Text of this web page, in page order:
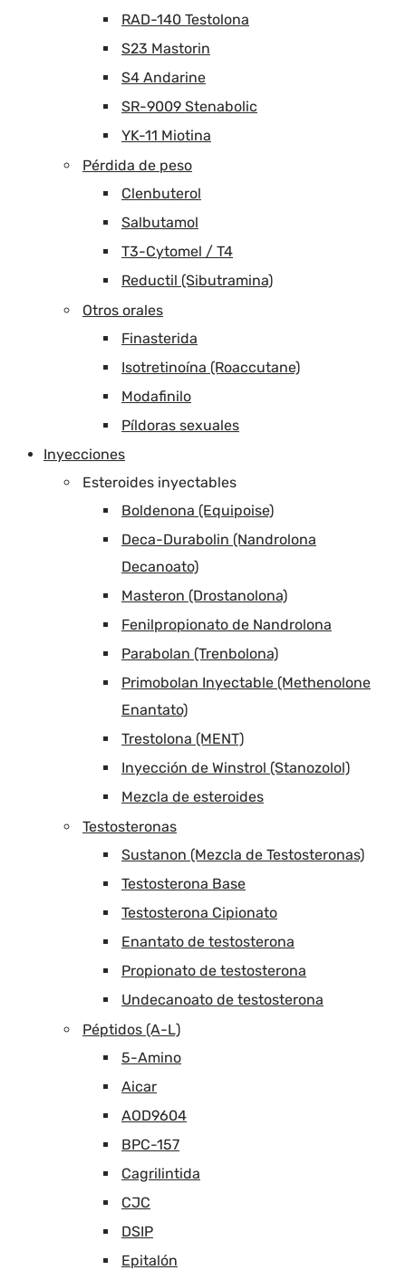
RAD-140 Testolona
S23 Mastorin
S4 Andarine
SR-9009 Stenabolic
YK-11 Miotina
Pérdida de peso
Clenbuterol
Salbutamol
T3-Cytomel / T4
Reductil (Sibutramina)
Otros orales
Finasterida
Isotretinoína (Roaccutane)
Modafinilo
Píldoras sexuales
Inyecciones
Esteroides inyectables
Boldenona (Equipoise)
Deca-Durabolin (Nandrolona
Decanoato)
Masteron (Drostanolona)
Fenilpropionato de Nandrolona
Parabolan (Trenbolona)
Primobolan Inyectable (Methenolone
Enantato)
Trestolona (MENT)
Inyección de Winstrol (Stanozolol)
Mezcla de esteroides
Testosteronas
Sustanon (Mezcla de Testosteronas)
Testosterona Base
Testosterona Cipionato
Enantato de testosterona
Propionato de testosterona
Undecanoato de testosterona
Péptidos (A-L)
5-Amino
Aicar
AOD9604
BPC-157
Cagrilintida
CJC
DSIP
Epitalón